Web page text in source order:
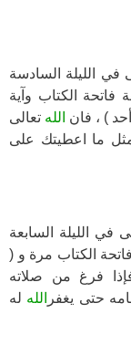
الليلة السادسة
الكتاب وآية
أحد ) ، فان الله تعالى
ما اعطيتك على
الليلة السابعة
الكتاب مرة و (
فرغ من صلاته
حتى يغفر الله له